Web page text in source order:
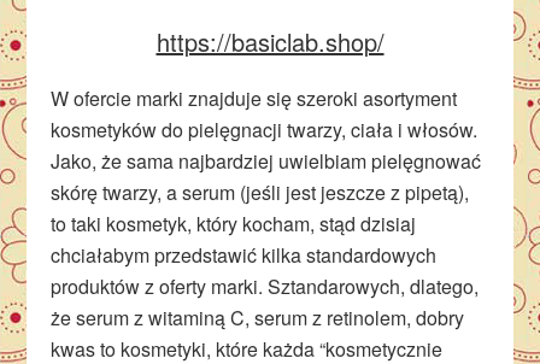
https://basiclab.shop/
W ofercie marki znajduje się szeroki asortyment
kosmetyków do pielęgnacji twarzy, ciała i włosów.
Jako, że sama najbardziej uwielbiam pielęgnować
skórę twarzy, a serum (jeśli jest jeszcze z pipetą),
to taki kosmetyk, który kocham, stąd dzisiaj
chciałabym przedstawić kilka standardowych
produktów z oferty marki. Sztandarowych, dlatego,
że serum z witaminą C, serum z retinolem, dobry
kwas to kosmetyki, które każda “kosmetycznie